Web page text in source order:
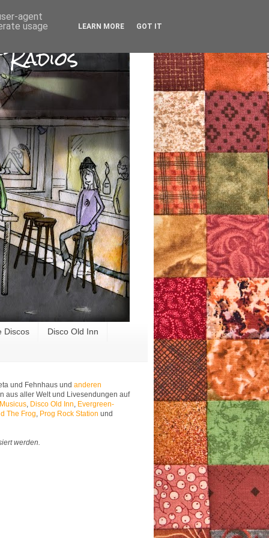
Discos Disco Old Inn
und Fehnhaus und anderen
aus aller Welt und Livesendungen auf
Disco Old Inn Evergreen-
The Frog Prog Rock Station und
werden.
agent
usage
LEARN MORE GOT IT